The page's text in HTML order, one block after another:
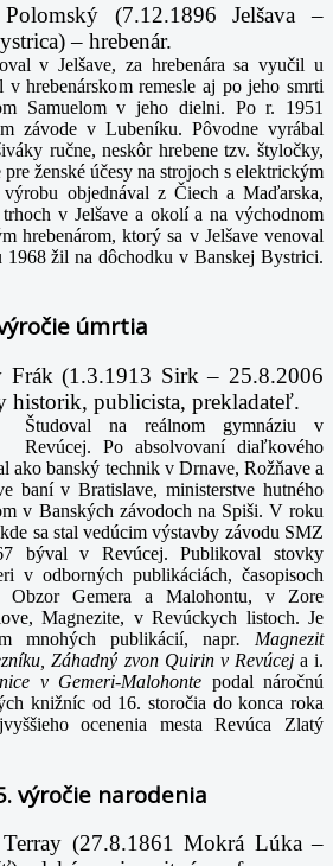
(7.12.1896 Jelšava –
– hrebenár.
v Jelšave, za hrebenára sa vyučil u
v hrebenárskom remesle aj po jeho smrti
Samuelom v jeho dielni. Po r. 1951
závode v Lubeníku. Pôvodne vyrábal
ručne, neskôr hrebene tzv. štyločky,
ženské účesy na strojoch s elektrickým
objednával z Čiech a Maďarska,
v Jelšave a okolí a na východnom
hrebenárom, ktorý sa v Jelšave venoval
1968 žil na dôchodku v Banskej Bystrici.
úmrtia
Frák (1.3.1913 Sirk – 25.8.2006
historik, publicista, prekladateľ.
Študoval na reálnom gymnáziu v
Revúcej. Po absolvovaní diaľkového
ako banský technik v Drnave, Rožňave a
baní v Bratislave, ministerstve hutného
v Banských závodoch na Spiši. V roku
sa stal vedúcim výstavby závodu SMZ
býval v Revúcej. Publikoval stovky
v odborných publikáciách, časopisoch
Obzor Gemera a Malohontu, v Zore
Magnezite, v Revúckych listoch. Je
mnohých publikácií, napr. Magnezit
Záhadný zvon Quirin v Revúcej a i.
v Gemeri-Malohonte podal náročnú
knižníc od 16. storočia do konca roka
ocenenia mesta Revúca Zlatý
výročie narodenia
(27.8.1861 Mokrá Lúka –